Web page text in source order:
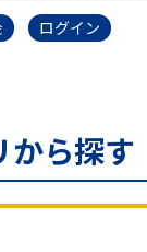
ログイン
から探す